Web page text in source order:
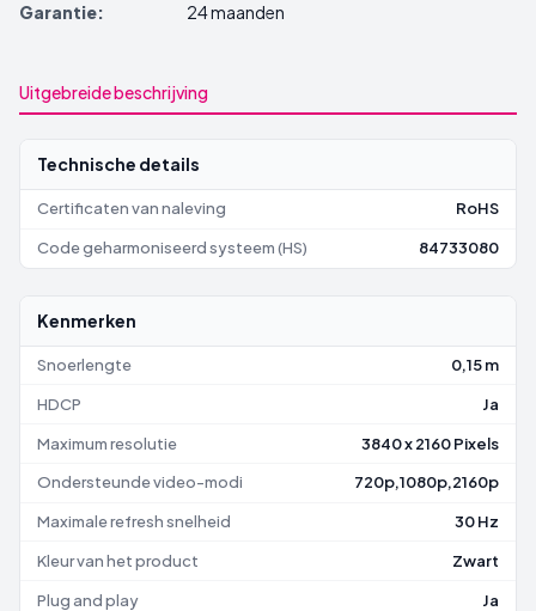
Garantie:
24 maanden
Uitgebreide beschrijving
Technische details
Certificaten van naleving RoHS
Code geharmoniseerd systeem (HS) 84733080
Kenmerken
Snoerlengte 0,15 m
HDCP Ja
Maximum resolutie 3840 x 2160 Pixels
Ondersteunde video-modi 720p,1080p,2160p
Maximale refresh snelheid 30 Hz
Kleur van het product Zwart
Plug and play Ja